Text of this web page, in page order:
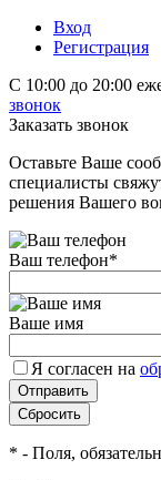
Вход
Регистрация
С 10:00 до 20:00
звонок
Заказать звонок
Оставьте Ваше
специалисты
решения Вашего
Ваш телефон*
Ваше имя
Я согласен на
* - Поля,